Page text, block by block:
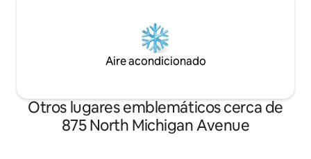
Aire acondicionado
Otros lugares emblemáticos cerca de
875 North Michigan Avenue